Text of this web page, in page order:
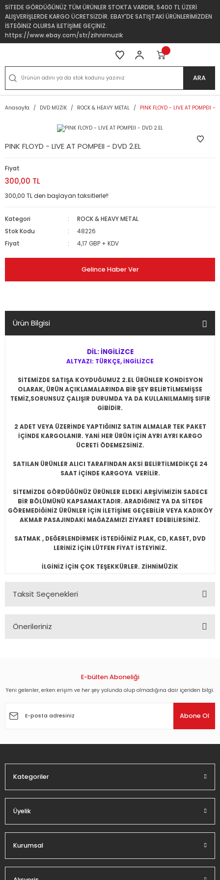
SİTEDE GÖRDÜĞÜNÜZ TÜM ÜRÜNLER STOKTA VARDIR, 5400 TL ÜZERİ
ALIŞVERİŞLERDE KARGO ÜCRETSİZDİR. EBAY'DE SATIŞTAKİ ÜRÜNLERİMİZDEN
İSTEĞİNİZ OLURSA İLETİŞİME GEÇİNİZ.
https://www.ebay.com/str/zihnimuzik
ARA
Anasayfa DVD MÜZİK ROCK & HEAVY METAL PINK FLOYD - LIVE AT POMPEII -
PINK FLOYD - LIVE AT POMPEII - DVD 2.EL
Fiyat
300,00 TL
300,00 TL den başlayan taksitlerle!!
Kategori
ROCK & HEAVY METAL
Stok Kodu
48226
Fiyat
4,17 GBP + KDV
Gelince Haber Ver
Ürün Bilgisi
DİL: İNGİLİZCE
ALTYAZI: TÜRKÇE, İNGİLİZCE
SİTEMİZDE SATIŞA KOYDUĞUMUZ 2.EL ÜRÜNLER KONDİSYON
OLARAK, ÜRÜN AÇIKLAMALARINDA BİR ŞEY BELİRTİLMEMİŞSE
TEMİZ,SORUNSUZ ÇALIŞIR DURUMDA YA DA KULLANILMAMIŞ SIFIR
GİBİDİR.
2 ADET VEYA ÜZERİNDE YAPTIĞINIZ SATIN ALMALAR TEK PAKET
İÇİNDE KARGOLANIR. YANİ HER ÜRÜN İÇİN AYRI AYRI KARGO
ÜCRETİ ÖDEMEZSİNİZ.
SATILAN ÜRÜNLER ALICI TARAFINDAN AKSİ BELİRTİLMEDİKÇE 24
SAAT İÇİNDE KARGOYA VERİLİR.
SİTEMİZDE GÖRDÜĞÜNÜZ ÜRÜNLER ELDEKİ ARŞİVİMİZİN SADECE
BİR BÖLÜMÜNÜ KAPSAMAKTADIR. ARADIĞINIZ YA DA SİTEDE
GÖREMEDİĞİNİZ ÜRÜNLER İÇİN İLETİŞİME GEÇEBİLİR VEYA KADIKÖY
AKMAR PASAJINDAKİ MAĞAZAMIZI ZİYARET EDEBİLİRSİNİZ.
SATMAK , DEĞERLENDİRMEK İSTEDİĞİNİZ PLAK, CD, KASET, DVD
LERİNİZ İÇİN LÜTFEN FİYAT İSTEYİNİZ.
İLGİNİZ İÇİN ÇOK TEŞEKKÜRLER. ZİHNİMÜZİK
Taksit Seçenekleri
Önerileriniz
Görüş ve önerileriniz için teşekkür ederiz.
Ürün açıklamasında eksik bilgiler bulunuyor.
E-bülten Aboneliği
Yeni gelenler, erken erişim ve her şey yolunda olup olmadığına dair içeriden bilgi.
Abone Ol
Kategoriler
Üyelik
Kurumsal